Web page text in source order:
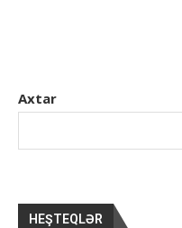
Axtar
HEŞTEQLƏR